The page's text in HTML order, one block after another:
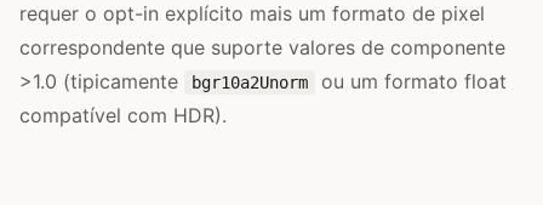
requer o opt-in explícito mais um formato de pixel
correspondente que suporte valores de componente
>1.0 (tipicamente
bgr10a2Unorm
ou um formato float
compatível com HDR).